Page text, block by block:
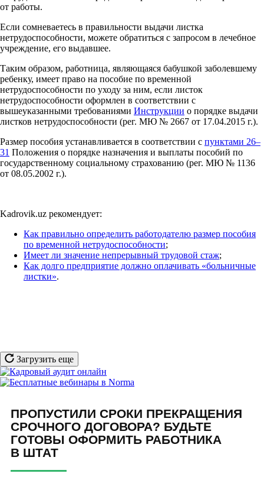
от работы.
Если сомневаетесь в правильности выдачи листка
нетрудоспособности, можете обратиться с запросом в лечебное
учреждение, его выдавшее.
Таким образом, работница, являющаяся бабушкой заболевшему
ребенку, имеет право на пособие по временной
нетрудоспособности по уходу за ним, если листок
нетрудоспособности оформлен в соответствии с
вышеуказанными требованиями Инструкции о порядке выдачи
листков нетрудоспособности (рег. МЮ № 2667 от 17.04.2015 г.).
Размер пособия устанавливается в соответствии с пунктами 26–
31 Положения о порядке назначения и выплаты пособий по
государственному социальному страхованию (рег. МЮ № 1136
от 08.05.2002 г.).
Kadrovik.uz рекомендует:
Как правильно определить работодателю размер пособия
по временной нетрудоспособности;
Имеет ли значение непрерывный трудовой стаж;
Как долго предприятие должно оплачивать «больничные
листки».
Загрузить еще
ПРОПУСТИЛИ СРОКИ ПРЕКРАЩЕНИЯ
СРОЧНОГО ДОГОВОРА? БУДЬТЕ
ГОТОВЫ ОФОРМИТЬ РАБОТНИКА
В ШТАТ